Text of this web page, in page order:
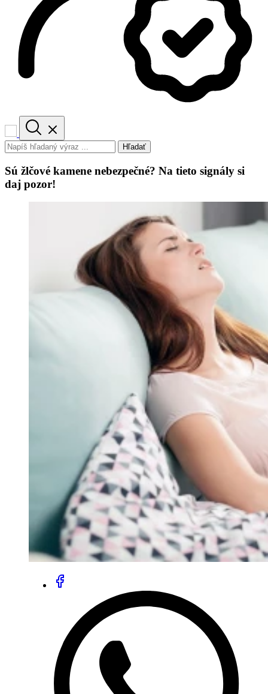
Hľadať
Sú žlčové kamene nebezpečné? Na tieto signály si
daj pozor!